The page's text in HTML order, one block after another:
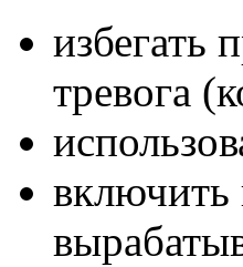
избегать
тревога